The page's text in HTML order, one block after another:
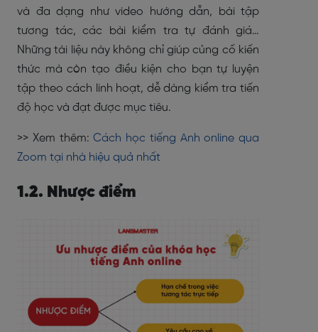
và đa dạng như video hướng dẫn, bài tập
tương tác, các bài kiểm tra tự đánh giá…
Những tài liệu này không chỉ giúp củng cố kiến
thức mà còn tạo điều kiện cho bạn tự luyện
tập theo cách linh hoạt, dễ dàng kiểm tra tiến
độ học và đạt được mục tiêu.
>> Xem thêm:Cách học tiếng Anh online qua
Zoom tại nhà hiệu quả nhất
1.2. Nhược điểm